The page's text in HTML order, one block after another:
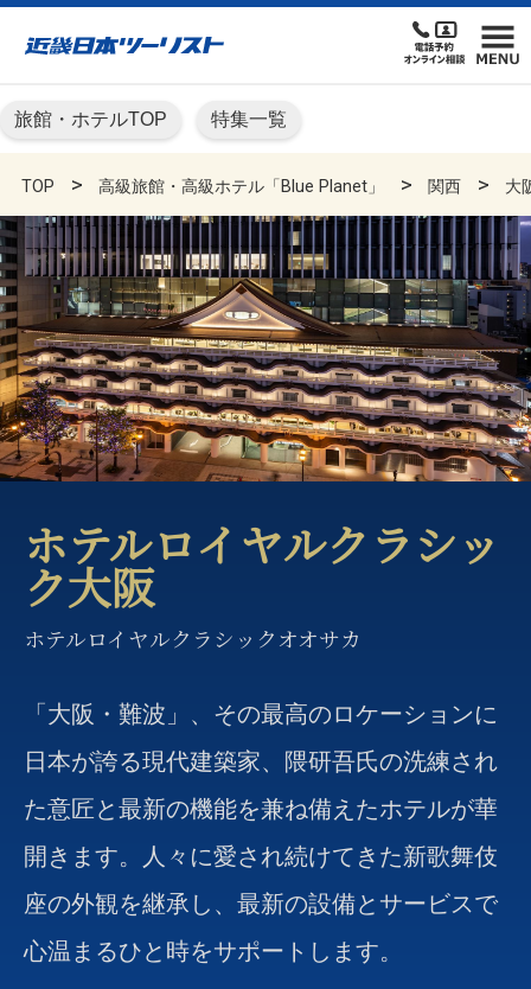
旅館・ホテルTOP 特集一覧
TOP 高級旅館・高級ホテル「Blue Planet」 関西 大
ホテルロイヤルクラシッ
ク大阪
ホテルロイヤルクラシックオオサカ
「大阪・難波」、その最高のロケーションに
日本が誇る現代建築家、隈研吾氏の洗練され
た意匠と最新の機能を兼ね備えたホテルが華
開きます。人々に愛され続けてきた新歌舞伎
座の外観を継承し、最新の設備とサービスで
心温まるひと時をサポートします。